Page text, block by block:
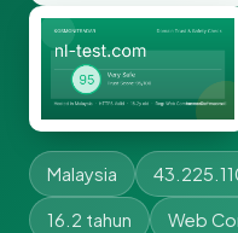
Malaysia
16.2 tahun Web